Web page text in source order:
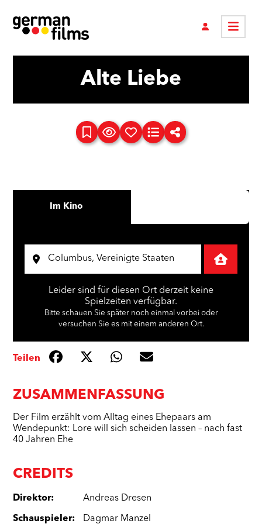
Alte Liebe
ZUSAMMENFASSUNG
Der Film erzählt vom Alltag eines Ehepaars am
Wendepunkt: Lore will sich scheiden lassen – nach fast
40 Jahren Ehe
CREDITS
Direktor: Andreas Dresen
Schauspieler: Dagmar Manzel
Im Kino
Leider sind für diesen Ort derzeit keine
Spielzeiten verfügbar.
Bitte schauen Sie später noch einmal vorbei oder
versuchen Sie es mit einem anderen Ort.
Teilen